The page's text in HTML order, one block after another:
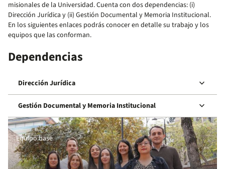
misionales de la Universidad. Cuenta con dos dependencias: (i)
Dirección Jurídica y (ii) Gestión Documental y Memoria Institucional.
En los siguientes enlaces podrás conocer en detalle su trabajo y los
equipos que las conforman.
Dependencias
Dirección Jurídica keyboard_arrow_down
Gestión Documental y Memoria Institucional keyboard_arrow_down
Equipo base